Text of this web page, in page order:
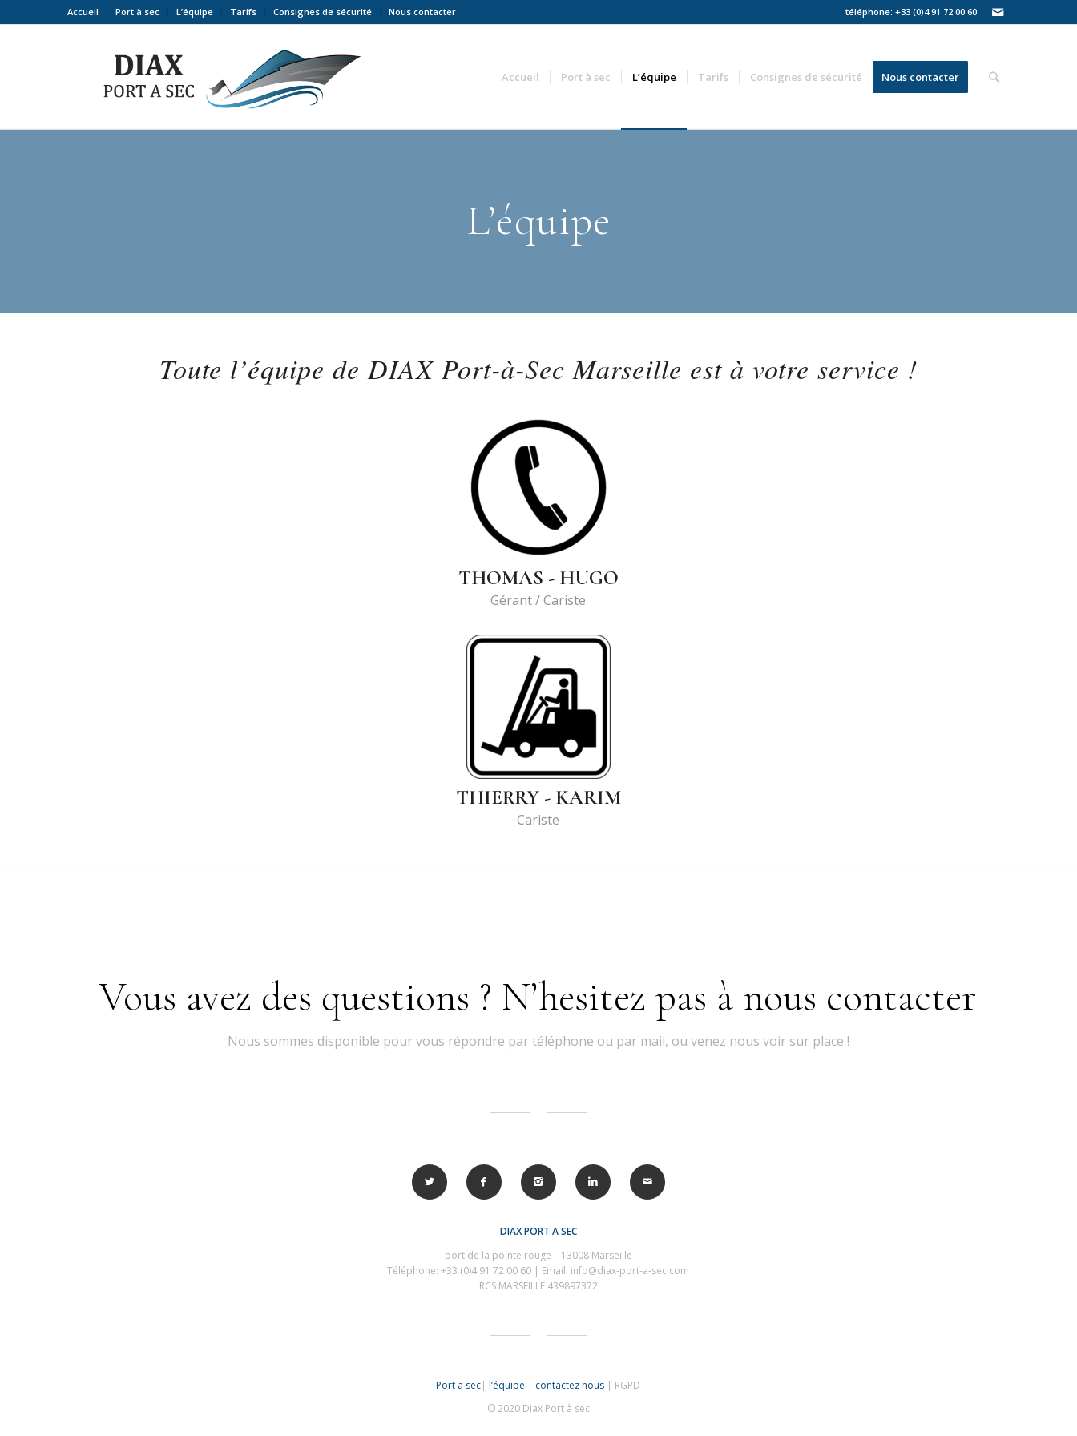
Accueil Port à sec L’équipe Tarifs Consignes de sécurité Nous contacter téléphone: +33 (0)4 91 72 00 60
Accueil Port à sec L’équipe Tarifs Consignes de sécurité Nous contacter
L’équipe
Toute l’équipe de DIAX Port-à-Sec Marseille est à votre service !
THOMAS - HUGO
Gérant / Cariste
THIERRY - KARIM
Cariste
Vous avez des questions ? N’hesitez pas à nous contacter
Nous sommes disponible pour vous répondre par téléphone ou par mail, ou venez nous voir sur place !
DIAX PORT A SEC
port de la pointe rouge – 13008 Marseille
Téléphone: +33 (0)4 91 72 00 60 | Email: info@diax-port-a-sec.com
RCS MARSEILLE 439897372
Port a sec|l’équipe | contactez nous | RGPD
© 2020 Diax Port à sec